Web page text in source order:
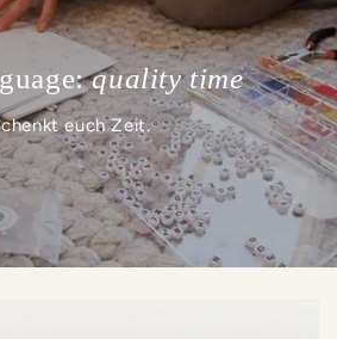
quality time
euch Zeit.